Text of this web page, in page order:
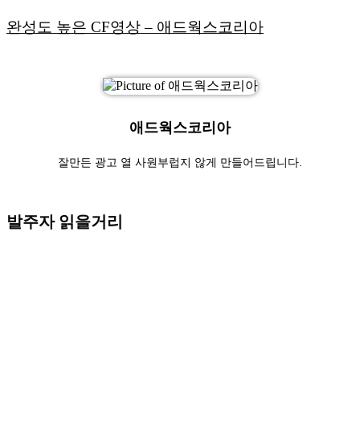
완성도 높은 CF영상– 애드웍스코리아
애드웍스코리아
잘만든 광고 열 사원부럽지 않게 만들어드립니다.
발주자 읽을거리